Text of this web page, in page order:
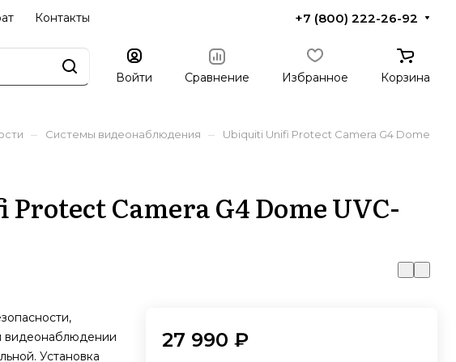
Контакты +7 (800) 222-26-92
Войти Сравнение Избранное Корзина
– Системы видеонаблюдения –
Ubiquiti Unifi Protect Camera G4 Dome
Camera G4 Dome UVC-
видеонаблюдении
Установка
27 990 ₽